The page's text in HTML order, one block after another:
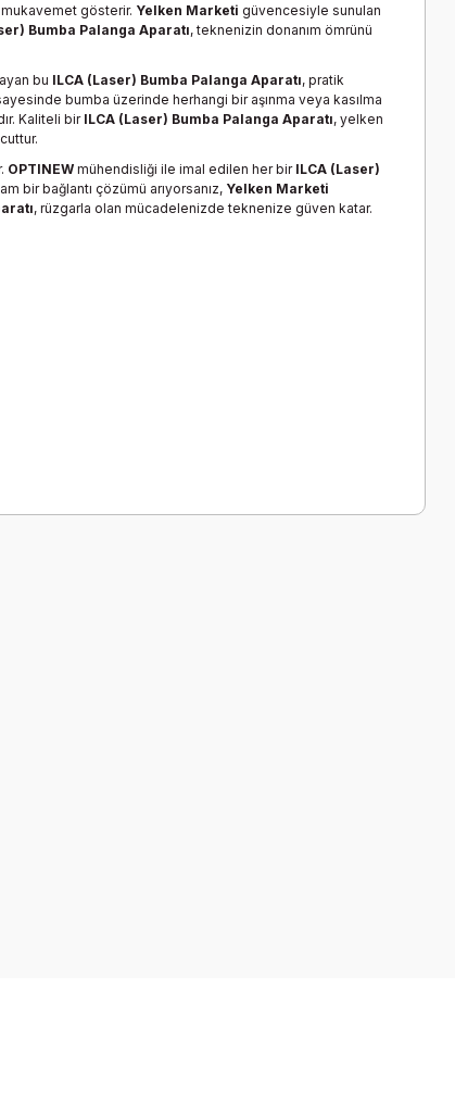
gösterir. Yelken Marketi güvencesiyle sunulan
Bumba Palanga Aparatı, teknenizin donanım ömrünü
bu ILCA (Laser) Bumba Palanga Aparatı, pratik
bumba üzerinde herhangi bir aşınma veya kasılma
Kaliteli bir ILCA (Laser) Bumba Palanga Aparatı, yelken
OPTINEW mühendisliği ile imal edilen her bir ILCA (Laser)
bir bağlantı çözümü arıyorsanız, Yelken Marketi
, rüzgarla olan mücadelenizde teknenize güven katar.